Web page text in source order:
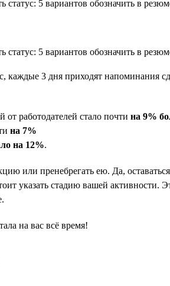
каждые 3 дня приходят напоминания
работодателей стало почти на 9%
на 7%
на 12%.
или пренебрегать ею. Да,
указать стадию вашей активности.
на вас всё время!